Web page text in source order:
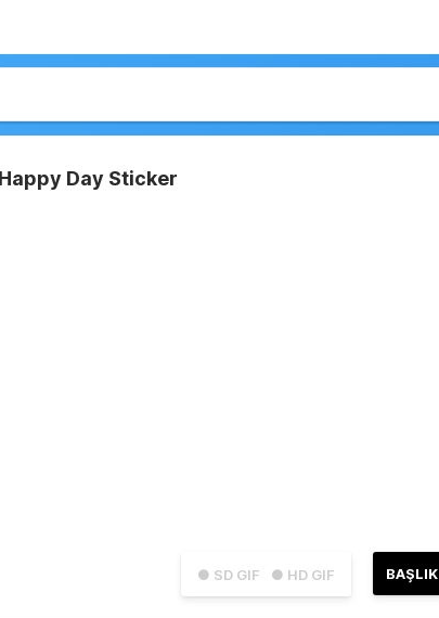
Day Sticker
● SD GIF ● HD GIF BAŞLIK